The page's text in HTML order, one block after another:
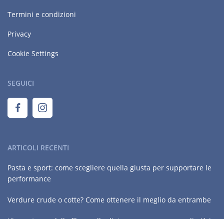
Termini e condizioni
Privacy
Cookie Settings
SEGUICI
ARTICOLI RECENTI
Pasta e sport: come scegliere quella giusta per supportare le
performance
Verdure crude o cotte? Come ottenere il meglio da entrambe